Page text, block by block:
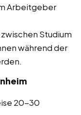
Arbeitgeber
Studium
während der
20-30